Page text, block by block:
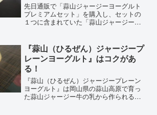
先日通販で「蒜山ジャージーヨーグルト
プレミアムセット」を購入し、セットの
１つに含まれていた「蒜山ジャージー贅
てなんて読むの？そんな疑問にもお答え
しながら「蒜山ジャージー...
『蒜山（ひるぜん）ジャージープ
レーンヨーグルト』はコクがあ
る！
『蒜山（ひるぜん）ジャージープレーン
ヨーグルト』は岡山県の蒜山高原で育っ
た蒜山ジャージー牛の乳から作られるヨ